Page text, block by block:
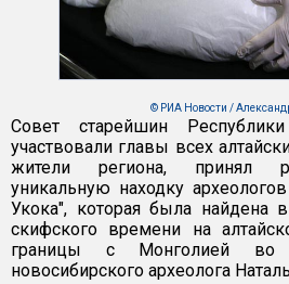
© РИА Новости /
Совет старейшин
участвовали главы всех
жители региона, принял
уникальную находку
Укока", которая была найдена
скифского времени на
границы с Монголией во
новосибирского археолога